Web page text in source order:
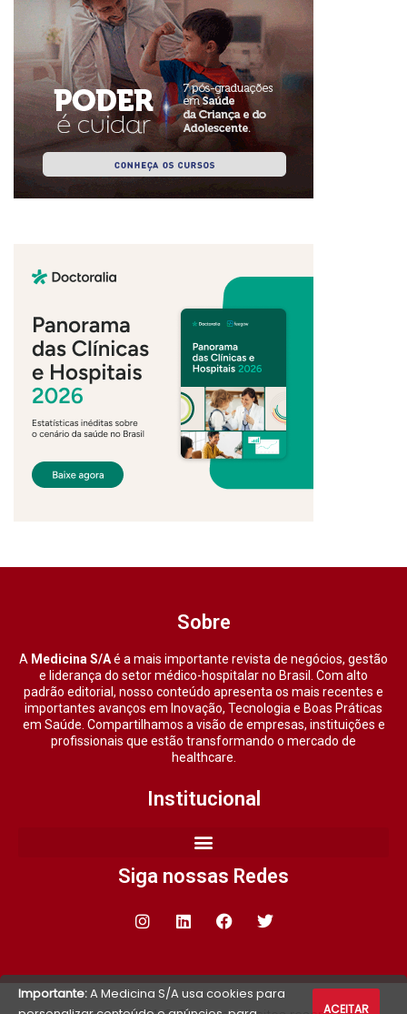
Sobre
A Medicina S/Aé a mais importante revista de negócios, gestão
e liderança do setor médico-hospitalar no Brasil. Com alto
padrão editorial, nosso conteúdo apresenta os mais recentes e
importantes avanços em Inovação, Tecnologia e Boas Práticas
em Saúde. Compartilhamos a visão de empresas, instituições e
profissionais que estão transformando o mercado de
healthcare.
Institucional
Siga nossas Redes
Importante:A Medicina S/A usa cookies para
ACEITAR